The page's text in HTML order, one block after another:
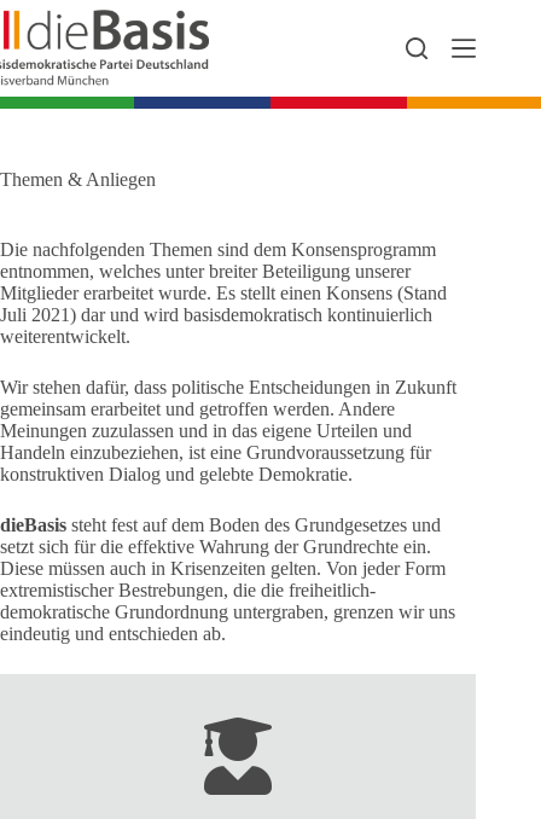
Zum
Inhalt
springen
Themen & Anliegen
Die nachfolgenden Themen sind dem Konsensprogramm
entnommen, welches unter breiter Beteiligung unserer
Mitglieder erarbeitet wurde. Es stellt einen Konsens (Stand
Juli 2021) dar und wird basisdemokratisch kontinuierlich
weiterentwickelt.
Wir stehen dafür, dass politische Entscheidungen in Zukunft
gemeinsam erarbeitet und getroffen werden. Andere
Meinungen zuzulassen und in das eigene Urteilen und
Handeln einzubeziehen, ist eine Grundvoraussetzung für
konstruktiven Dialog und gelebte Demokratie.
dieBasis steht fest auf dem Boden des Grundgesetzes und
setzt sich für die effektive Wahrung der Grundrechte ein.
Diese müssen auch in Krisenzeiten gelten. Von jeder Form
extremistischer Bestrebungen, die die freiheitlich-
demokratische Grundordnung untergraben, grenzen wir uns
eindeutig und entschieden ab.